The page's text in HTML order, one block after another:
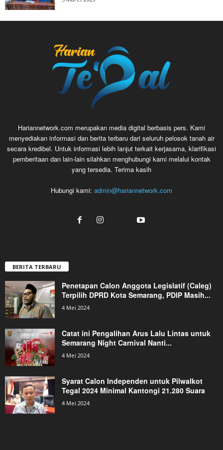
Hariannetwork.com merupakan media digital berbasis pers. Kami
menyediakan informasi dan berita terbaru dari seluruh pelosok tanah air
secara kredibel. Untuk informasi lebih lanjut terkait kerjasama, klarifikasi
pemberitaan dan lain-lain silahkan menghubungi kami melalui kontak
yang tersedia. Terima kasih
Hubungi kami: admin@hariannetwork.com
BERITA TERBARU
Penetapan Calon Anggota Legislatif (Caleg)
Terpilih DPRD Kota Semarang, PDIP Masih...
4 Mei 2024
Catat ini Pengalihan Arus Lalu Lintas untuk
Semarang Night Carnival Nanti...
4 Mei 2024
Syarat Calon Independen untuk Pilwalkot
Tegal 2024 Minimal Kantongi 21.280 Suara
4 Mei 2024